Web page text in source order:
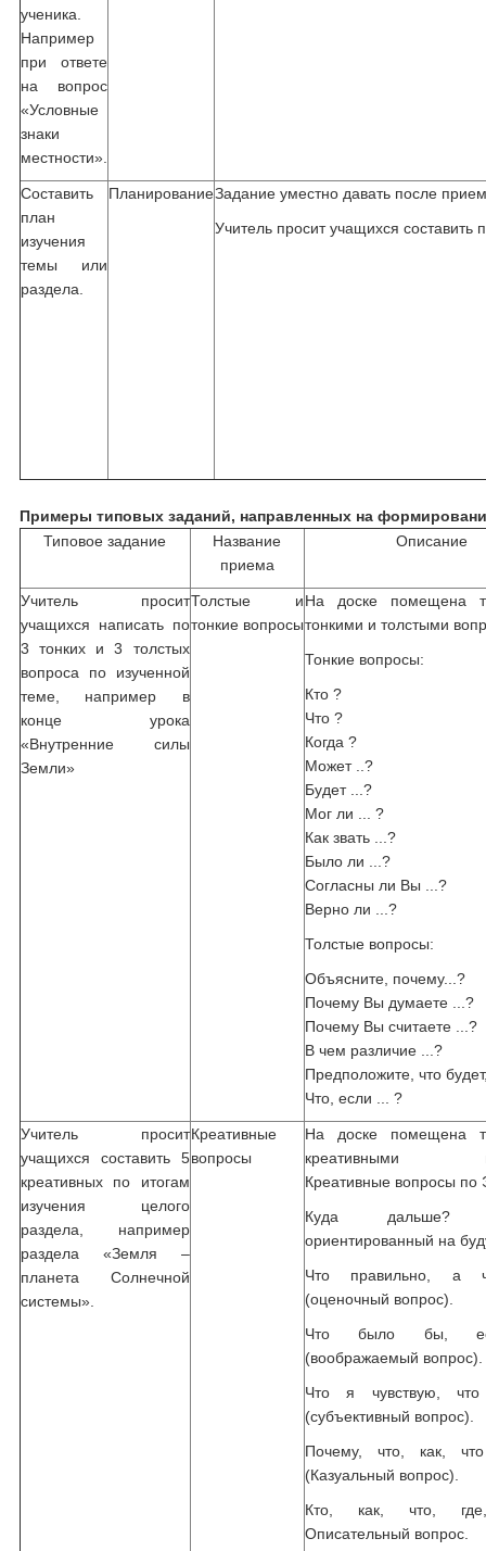
ученика.
Например
при ответе
на вопрос
«Условные
знаки
местности».
Составить
план
изучения
темы или
раздела.
ПланированиеЗадание уместно давать после
Учитель просит учащихся
Примеры типовых заданий, направленных на
Типовое задание
Название
приема
Описание
Учитель просит
учащихся написать по
3 тонких и 3 толстых
вопроса по изученной
теме, например в
конце урока
«Внутренние силы
Земли»
Толстые и
тонкие вопросы
На доске помещена
тонкими и толстыми
Тонкие вопросы:
Кто ?
Что ?
Когда ?
Может ..?
Будет ...?
Мог ли ... ?
Как звать ...?
Было ли ...?
Согласны ли Вы ...?
Верно ли ...?
Толстые вопросы:
Объясните, почему...?
Почему Вы думаете ...?
Почему Вы считаете ...?
В чем различие ...?
Предположите, что
Что, если ... ?
Учитель просит
учащихся составить 5
креативных по итогам
изучения целого
раздела, например
раздела «Земля –
планета Солнечной
системы».
Креативные
вопросы
На доске помещена
креативными
Креативные вопросы по
Куда дальше?
ориентированный на
Что правильно, а
(оценочный вопрос).
Что было бы,
(воображаемый вопрос).
Что я чувствую,
(субъективный вопрос).
Почему, что, как,
(Казуальный вопрос).
Кто, как, что,
Описательный вопрос.